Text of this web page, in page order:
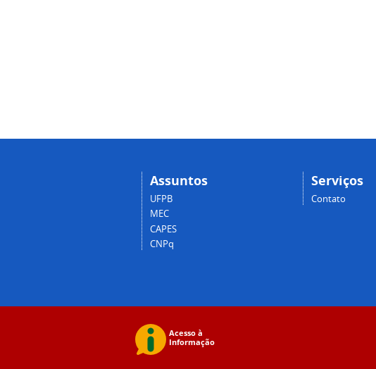
Assuntos
UFPB
MEC
CAPES
CNPq
Serviços
Contato